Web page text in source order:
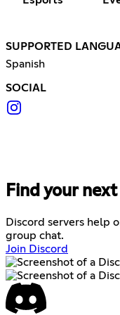
SUPPORTED
Spanish
SOCIAL
Find your
Discord servers help
group chat.
Join Discord